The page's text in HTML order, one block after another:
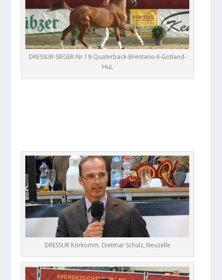
DRESSUR-SIEGER-Nr.19-Quaterback-Brentano-II-Gotland-
HuL
DRESSUR Körkomm. Dietmar Schulz, Neuzelle